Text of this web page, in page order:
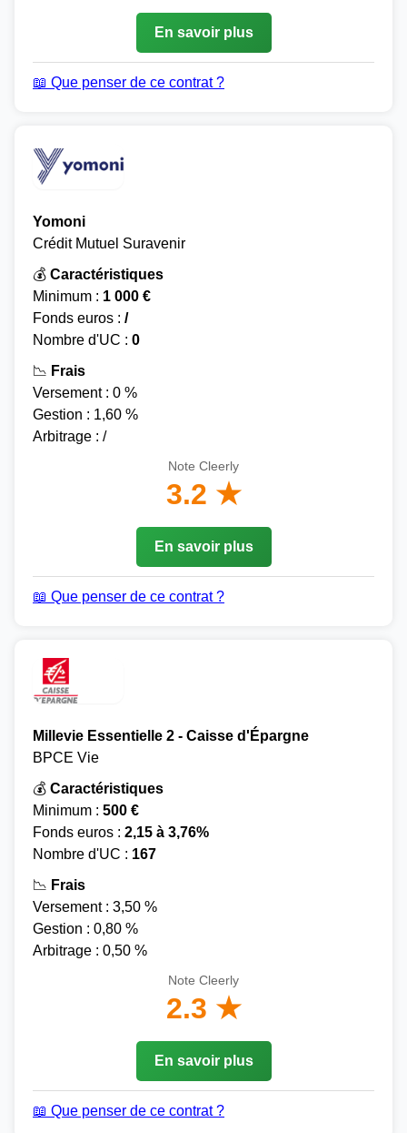
En savoir plus
📖 Que penser de ce contrat ?
Yomoni
Crédit Mutuel Suravenir
💰 Caractéristiques
Minimum : 1 000 €
Fonds euros : /
Nombre d'UC : 0
📉 Frais
Versement : 0 %
Gestion : 1,60 %
Arbitrage : /
Note Cleerly
3.2 ★
En savoir plus
📖 Que penser de ce contrat ?
Millevie Essentielle 2 - Caisse d'Épargne
BPCE Vie
💰 Caractéristiques
Minimum : 500 €
Fonds euros : 2,15 à 3,76%
Nombre d'UC : 167
📉 Frais
Versement : 3,50 %
Gestion : 0,80 %
Arbitrage : 0,50 %
Note Cleerly
2.3 ★
En savoir plus
📖 Que penser de ce contrat ?